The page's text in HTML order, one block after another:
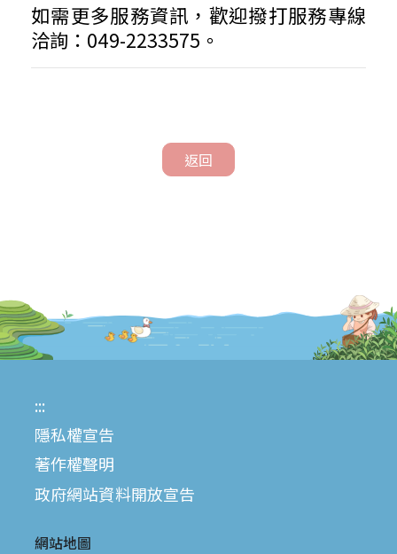
如需更多服務資訊，歡迎撥打服務專線
洽詢：049-2233575。
返回
:::
隱私權宣告
著作權聲明
政府網站資料開放宣告
網站地圖